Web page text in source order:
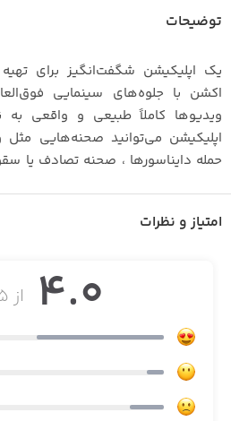
توضیحات
یک اپلیکیشن شگفت‌انگیز برای
اکشن با جلوه‌های سینمایی
ویدیوها کاملاً طبیعی و واقعی
اپلیکیشن می‌توانید صحنه‌هایی
حمله دایناسورها ، صحنه تصادف یا
می‌کنید مونتاژ کنید .
امتیاز و نظرات
از ۵ 4.0